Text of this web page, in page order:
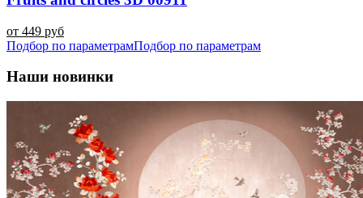
от 449 руб
Подбор по параметрамПодбор по параметрам
Наши новинки